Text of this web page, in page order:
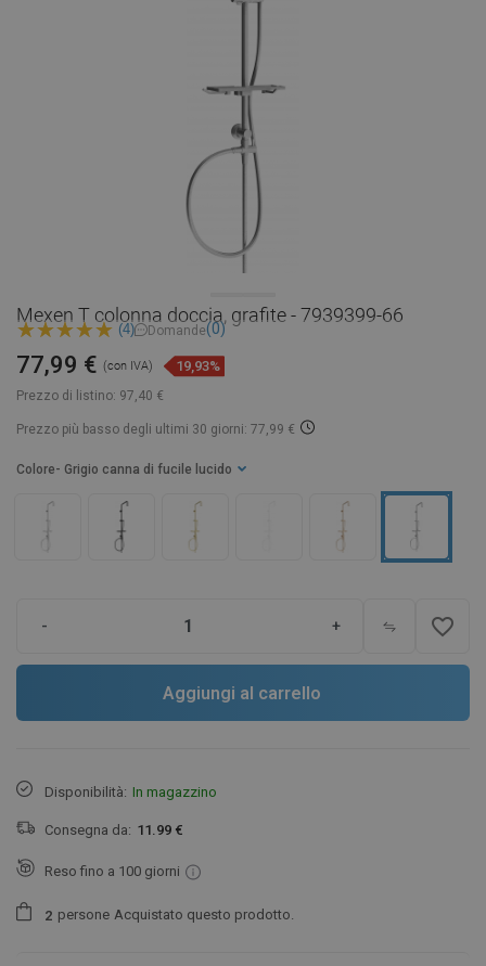
Mexen T colonna doccia, grafite - 7939399-66
(4) Domande(0)
Prezzo di listino: 97,40 €
77,99 € (con IVA) 19,93%
Prezzo più basso degli ultimi 30 giorni: 77,99 €
Colore - Grigio canna di fucile lucido
- + favorite_border
Aggiungi al carrello
Disponibilità: In magazzino
Consegna da: 11.99 €
Reso fino a 100 giorni
2 persone Acquistato questo prodotto.